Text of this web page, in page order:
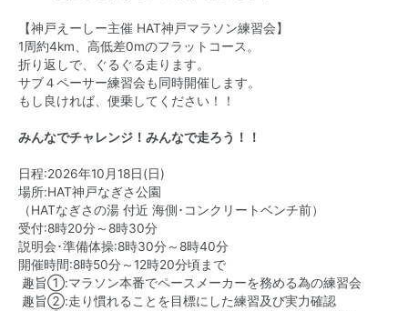
【神戸えーしー主催 HAT神戸マラソン練習会】
1周約4km、高低差0mのフラットコース。
折り返しで、ぐるぐる走ります。
サブ４ペーサー練習会も同時開催します。
もし良ければ、便乗してください！！
みんなでチャレンジ！みんなで走ろう！！
日程:2026年10月18日(日)
場所:HAT神戸なぎさ公園
（HATなぎさの湯 付近 海側･コンクリートベンチ前）
受付:8時20分～8時30分
説明会･準備体操:8時30分～8時40分
開催時間:8時50分～12時20分頃まで
趣旨①:マラソン本番でペースメーカーを務める為の練習会
趣旨②:走り慣れることを目標にした練習及び実力確認